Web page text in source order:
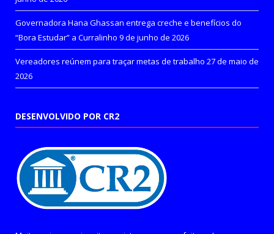
Governadora Hana Ghassan entrega creche e benefícios do
“Bora Estudar” a Curralinho 9 de junho de 2026
Vereadores reúnem para traçar metas de trabalho 27 de maio de
2026
DESENVOLVIDO POR CR2